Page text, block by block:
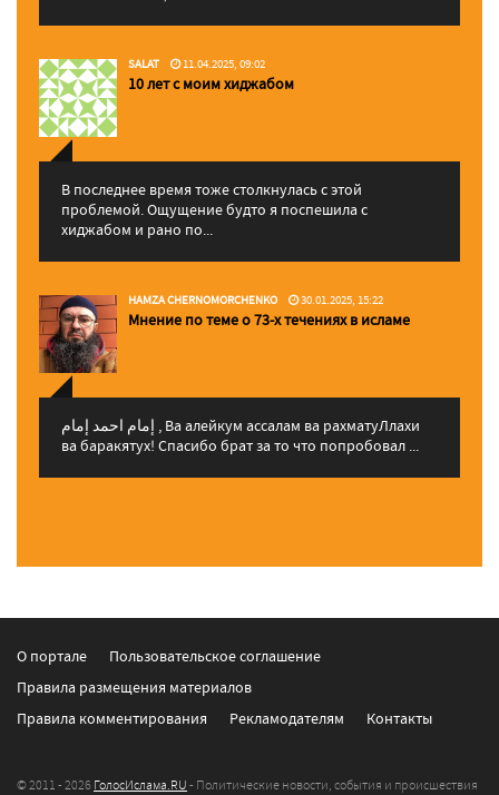
SALAT 11.04.2025, 09:02
10 лет с моим хиджабом
В последнее время тоже столкнулась с этой
проблемой. Ощущение будто я поспешила с
хиджабом и рано по...
HAMZA CHERNOMORCHENKO 30.01.2025, 15:22
Мнение по теме о 73-х течениях в исламе
إمام احمد إمام , Ва алейкум ассалам ва рахматуЛлахи
ва баракятух! Спасибо брат за то что попробовал ...
О портале
Пользовательское соглашение
Правила размещения материалов
Правила комментирования
Рекламодателям Контакты
© 2011 - 2026 ГолосИслама.RU - Политические новости, события и происшествия